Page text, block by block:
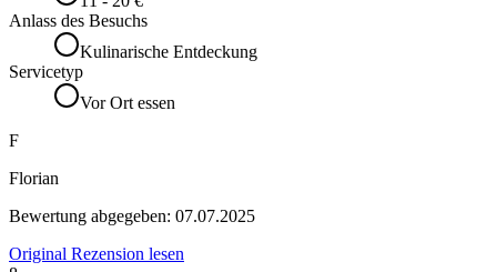
Anlass des Besuchs
Kulinarische Entdeckung
Servicetyp
Vor Ort essen
F
Florian
Bewertung abgegeben: 07.07.2025
Original Rezension lesen